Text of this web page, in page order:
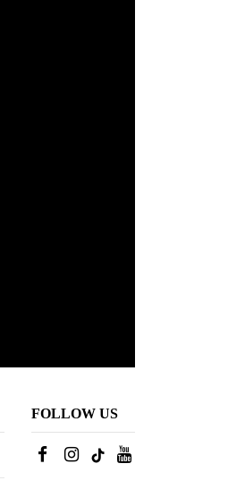
FOLLOW US